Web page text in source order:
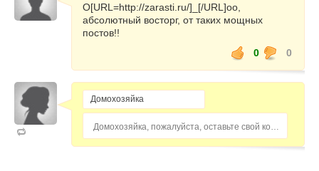
О[URL=http://zarasti.ru/]_[/URL]оо,
абсолютный восторг, от таких мощных
постов!!
0
0